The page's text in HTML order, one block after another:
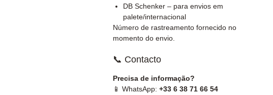
DB Schenker – para envios em
palete/internacional
Número de rastreamento fornecido no
momento do envio.
📞 Contacto
Precisa de informação?
📱 WhatsApp: +33 6 38 71 66 54